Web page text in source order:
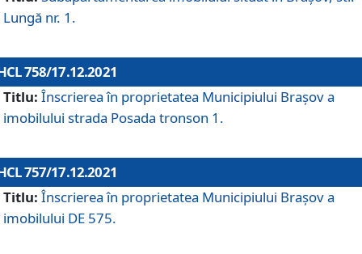
Lungă nr. 1.
758/17.12.2021
Titlu: Înscrierea în proprietatea Municipiului Brașov a
imobilului strada Posada tronson 1.
757/17.12.2021
Titlu: Înscrierea în proprietatea Municipiului Brașov a
imobilului DE 575.